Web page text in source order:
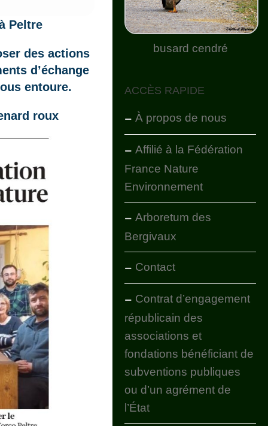
Peltre
des actions
d’échange
entoure.
roux
busard cendré
ACCÈS RAPIDE
À propos de nous
Affilié à la Fédération
France Nature
Environnement
Arboretum des
Bergivaux
Contact
Contrat d’engagement
républicain des
associations et
fondations bénéficiant de
subventions publiques
ou d’un agrément de
l’État